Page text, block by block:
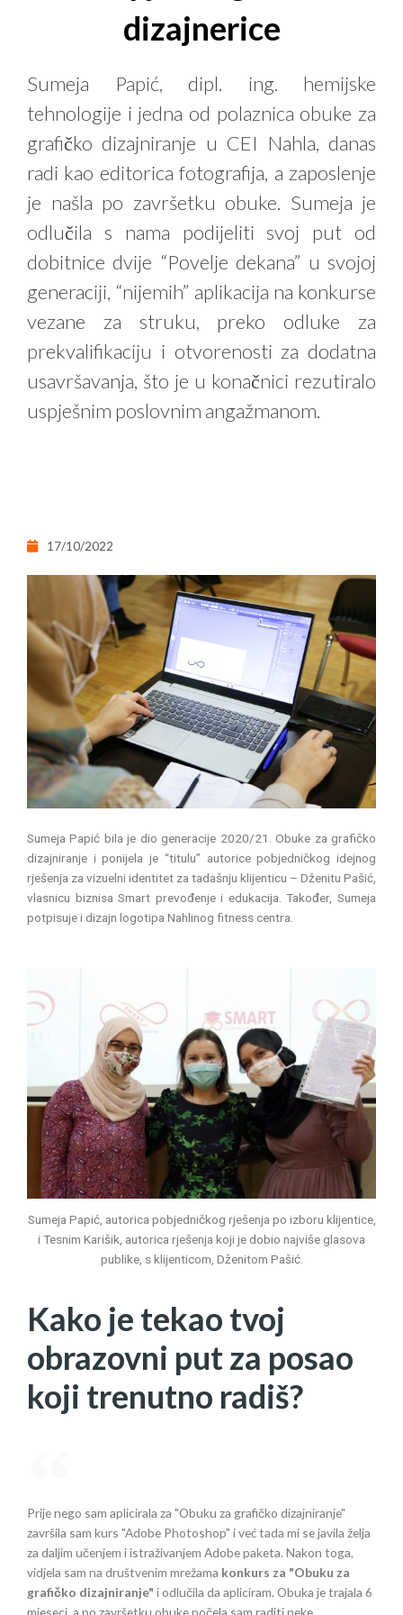
dizajnerice
Sumeja Papić, dipl. ing. hemijske
tehnologije i jedna od polaznica obuke za
grafičko dizajniranje u CEI Nahla, danas
radi kao editorica fotografija, a zaposlenje
je našla po završetku obuke. Sumeja je
odlučila s nama podijeliti svoj put od
dobitnice dvije “Povelje dekana” u svojoj
generaciji, “nijemih” aplikacija na konkurse
vezane za struku, preko odluke za
prekvalifikaciju i otvorenosti za dodatna
usavršavanja, što je u konačnici rezutiralo
uspješnim poslovnim angažmanom.
17/10/2022
Sumeja Papić bila je dio generacije 2020/21. Obuke za grafičko
dizajniranje i ponijela je “titulu” autorice pobjedničkog idejnog
rješenja za vizuelni identitet za tadašnju klijenticu – Dženitu Pašić,
vlasnicu biznisa Smart prevođenje i edukacija. Također, Sumeja
potpisuje i dizajn logotipa Nahlinog fitness centra.
Sumeja Papić, autorica pobjedničkog rješenja po izboru klijentice,
i Tesnim Karišik, autorica rješenja koji je dobio najviše glasova
publike, s klijenticom, Dženitom Pašić.
Kako je tekao tvoj
obrazovni put za posao
koji trenutno radiš?
Prije nego sam aplicirala za "Obuku za grafičko dizajniranje"
završila sam kurs "Adobe Photoshop" i već tada mi se javila želja
za daljim učenjem i istraživanjem Adobe paketa. Nakon toga,
vidjela sam na društvenim mrežama konkurs za "Obuku za
grafičko dizajniranje" i odlučila da apliciram. Obuka je trajala 6
mjeseci, a po završetku obuke počela sam raditi neke